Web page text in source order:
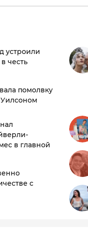
устроили
честь
помолвку
в главной
с